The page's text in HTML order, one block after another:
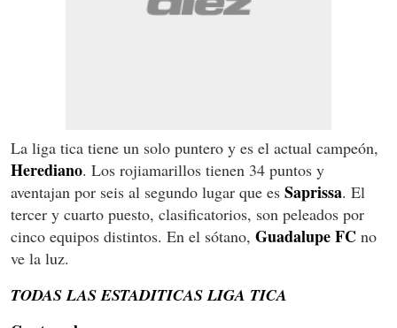
La liga tica tiene un solo puntero y es el actual campeón,
Herediano. Los rojiamarillos tienen 34 puntos y
aventajan por seis al segundo lugar que es Saprissa. El
tercer y cuarto puesto, clasificatorios, son peleados por
cinco equipos distintos. En el sótano, Guadalupe FC no
ve la luz.
TODAS LAS ESTADITICAS LIGA TICA